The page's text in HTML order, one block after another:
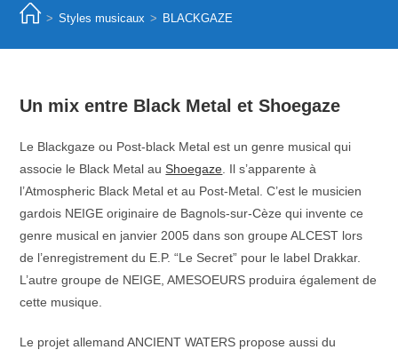
> Styles musicaux > BLACKGAZE
Un mix entre Black Metal et Shoegaze
Le Blackgaze ou Post-black Metal est un genre musical qui
associe le Black Metal auShoegaze . Il s’apparente à
l’Atmospheric Black Metal et au Post-Metal. C’est le musicien
gardois NEIGE originaire de Bagnols-sur-Cèze qui invente ce
genre musical en janvier 2005 dans son groupe ALCEST lors
de l’enregistrement du E.P. “Le Secret” pour le label Drakkar.
L’autre groupe de NEIGE, AMESOEURS produira également de
cette musique.
Le projet allemand ANCIENT WATERS propose aussi du